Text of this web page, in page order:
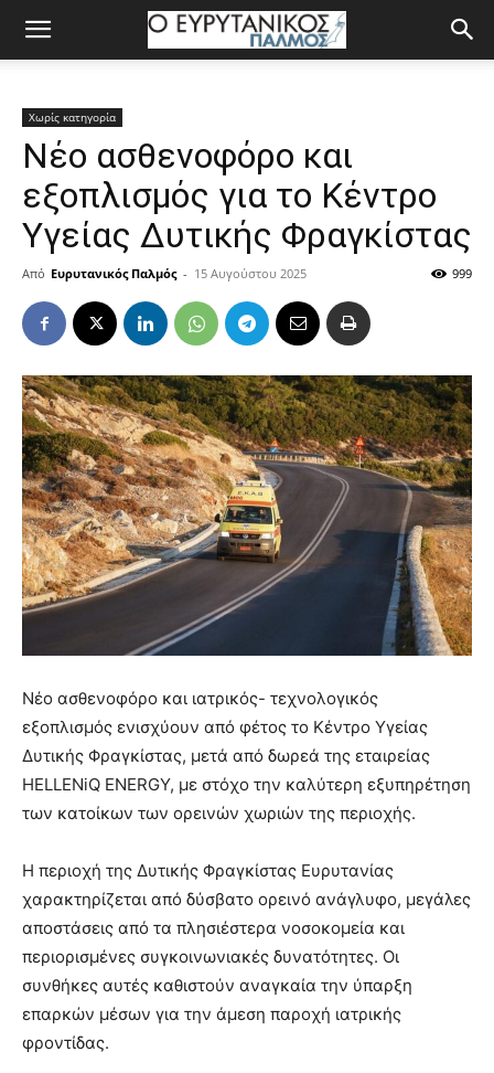
Χωρίς κατηγορία
Νέο ασθενοφόρο και
εξοπλισμός για το Κέντρο
Υγείας Δυτικής Φραγκίστας
Από Ευρυτανικός Παλμός - 15 Αυγούστου 2025 999
Νέο ασθενοφόρο και ιατρικός- τεχνολογικός
εξοπλισμός ενισχύουν από φέτος το Κέντρο Υγείας
Δυτικής Φραγκίστας, μετά από δωρεά της εταιρείας
HELLENiQ ENERGY, με στόχο την καλύτερη εξυπηρέτηση
των κατοίκων των ορεινών χωριών της περιοχής.
Η περιοχή της Δυτικής Φραγκίστας Ευρυτανίας
χαρακτηρίζεται από δύσβατο ορεινό ανάγλυφο, μεγάλες
αποστάσεις από τα πλησιέστερα νοσοκομεία και
περιορισμένες συγκοινωνιακές δυνατότητες. Οι
συνθήκες αυτές καθιστούν αναγκαία την ύπαρξη
επαρκών μέσων για την άμεση παροχή ιατρικής
φροντίδας.